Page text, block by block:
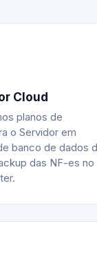
Cloud
planos de
o Servidor em
banco de dados
das NF-es no